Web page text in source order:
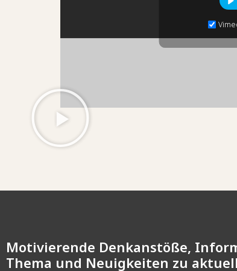
Motivierende Denkanstöße,
Thema und Neuigkeiten zu